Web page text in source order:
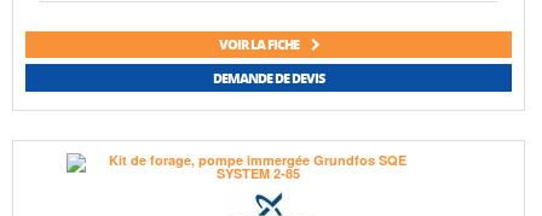
VOIR LA FICHE
DEMANDE DE DEVIS